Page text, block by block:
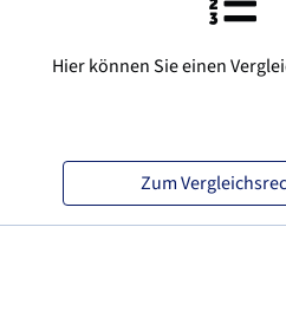
Hier können Sie einen
Zum